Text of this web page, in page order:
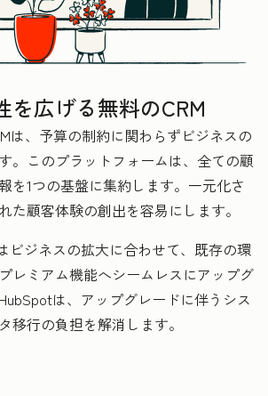
を広げる無料のCRM
は、予算の制約に関わらずビジネスの
。このプラットフォームは、全ての顧
を1つの基盤に集約します。一元化さ
た顧客体験の創出を容易にします。
ビジネスの拡大に合わせて、既存の環
レミアム機能へシームレスにアップグ
は、アップグレードに伴うシス
移行の負担を解消します。